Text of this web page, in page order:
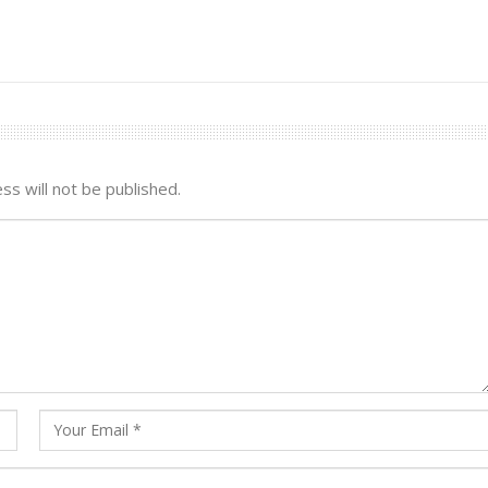
will not be published.